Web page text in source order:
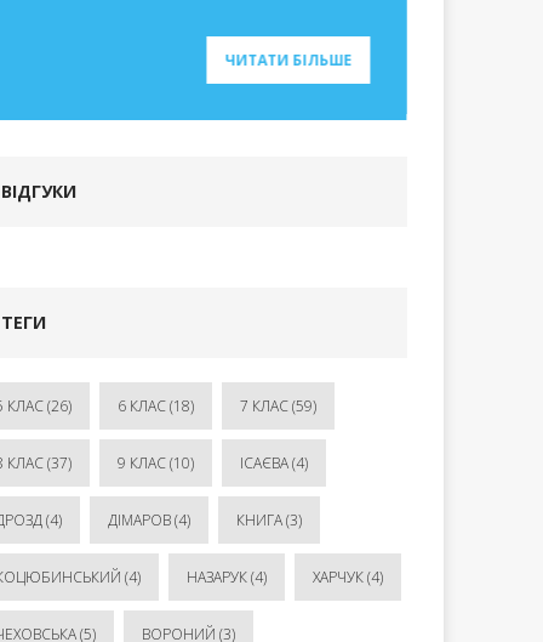
ЧИТАТИ БІЛЬШЕ
ВІДГУКИ
ТЕГИ
КЛАС(26) 6 КЛАС(18) 7 КЛАС(59)
КЛАС(37) 9 КЛАС(10) ІСАЄВА(4)
(4) ДІМАРОВ(4) КНИГА(3)
(4) НАЗАРУК(4) ХАРЧУК(4)
(5) ВОРОНИЙ (3)